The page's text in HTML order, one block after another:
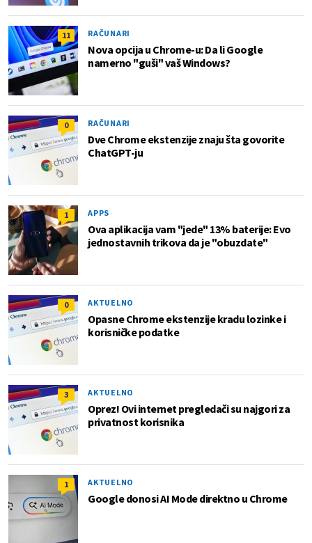
11 RAČUNARI
Nova opcija u Chrome-u: Da li Google
namerno "guši" vaš Windows?
0 RAČUNARI
Dve Chrome ekstenzije znaju šta govorite
ChatGPT-ju
1 APPS
Ova aplikacija vam "jede" 13% baterije: Evo
jednostavnih trikova da je "obuzdate"
0 AKTUELNO
Opasne Chrome ekstenzije kradu lozinke i
korisničke podatke
3 AKTUELNO
Oprez! Ovi internet pregledači su najgori za
privatnost korisnika
1 AKTUELNO
Google donosi AI Mode direktno u Chrome